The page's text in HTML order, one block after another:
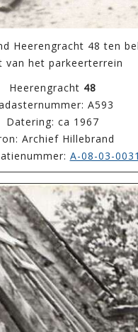
Heerengracht 48 ten
van het parkeerterrein
Heerengracht 48
A593
Datering: ca 1967
Archief Hillebrand
A-08-03-